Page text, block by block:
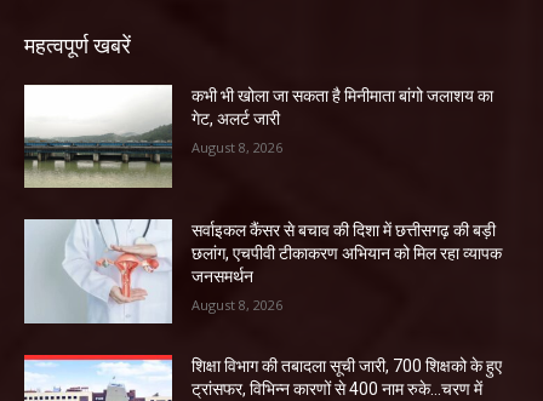
महत्वपूर्ण खबरें
कभी भी खोला जा सकता है मिनीमाता बांगो जलाशय का
गेट, अलर्ट जारी
August 8, 2026
सर्वाइकल कैंसर से बचाव की दिशा में छत्तीसगढ़ की बड़ी
छलांग, एचपीवी टीकाकरण अभियान को मिल रहा व्यापक
जनसमर्थन
August 8, 2026
शिक्षा विभाग की तबादला सूची जारी, 700 शिक्षको के हुए
ट्रांसफर, विभिन्न कारणों से 400 नाम रुके…चरण में